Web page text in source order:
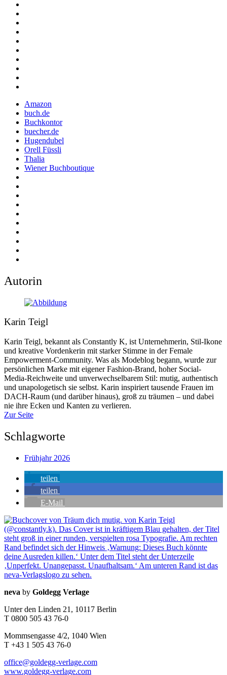
Amazon
buch.de
Buchkontor
buecher.de
Hugendubel
Orell Füssli
Thalia
Wiener Buchboutique
Autorin
Karin Teigl
Karin Teigl, bekannt als Constantly K, ist Unternehmerin, Stil-Ikone
und kreative Vordenkerin mit starker Stimme in der Female
Empowerment-Community. Was als Modeblog begann, wurde zur
persönlichen Marke mit eigener Fashion-Brand, hoher Social-
Media-Reichweite und unverwechselbarem Stil: mutig, authentisch
und unapologetisch sie selbst. Karin inspiriert tausende Frauen im
DACH-Raum (und darüber hinaus), groß zu träumen – und dabei
nie ihre Ecken und Kanten zu verlieren.
Zur Seite
Schlagworte
Frühjahr 2026
teilen
teilen
E-Mail
Seitenleiste
Kontaktinfos
neva by Goldegg Verlage
Unter den Linden 21, 10117 Berlin
T 0800 505 43 76-0
Mommsengasse 4/2, 1040 Wien
T +43 1 505 43 76-0
office@goldegg-verlage.com
www.goldegg-verlage.com